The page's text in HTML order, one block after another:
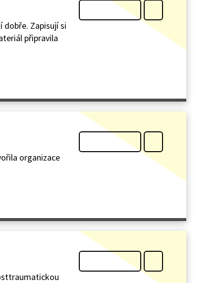
Zapisují si
připravila
organizace